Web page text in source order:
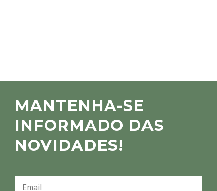
MANTENHA-SE
INFORMADO DAS
NOVIDADES!